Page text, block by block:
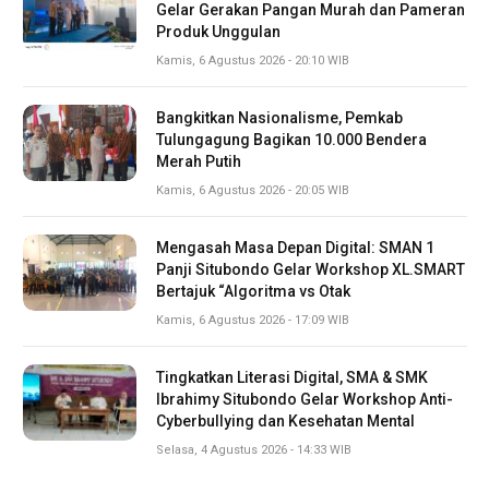
Gelar Gerakan Pangan Murah dan Pameran
Produk Unggulan
Kamis, 6 Agustus 2026 - 20:10 WIB
Bangkitkan Nasionalisme, Pemkab
Tulungagung Bagikan 10.000 Bendera
Merah Putih
Kamis, 6 Agustus 2026 - 20:05 WIB
Mengasah Masa Depan Digital: SMAN 1
Panji Situbondo Gelar Workshop XL.SMART
Bertajuk “Algoritma vs Otak
Kamis, 6 Agustus 2026 - 17:09 WIB
Tingkatkan Literasi Digital, SMA & SMK
Ibrahimy Situbondo Gelar Workshop Anti-
Cyberbullying dan Kesehatan Mental
Selasa, 4 Agustus 2026 - 14:33 WIB